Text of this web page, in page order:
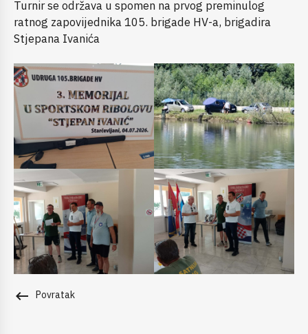
Turnir se održava u spomen na prvog preminulog
ratnog zapovijednika 105. brigade HV-a, brigadira
Stjepana Ivanića
keyboard_backspace Povratak